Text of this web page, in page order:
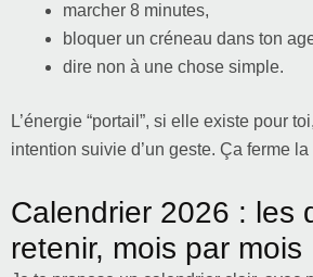
marcher 8 minutes,
bloquer un créneau dans ton
dire non à une chose simple.
L’énergie “portail”, si elle existe pour
intention suivie d’un geste. Ça ferme
Calendrier 2026 : les
retenir, mois par mois